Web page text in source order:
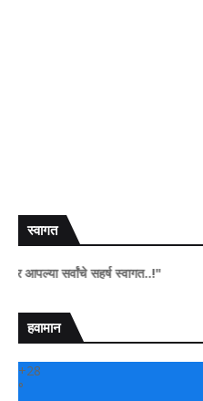
स्वागत
सर्वांचे सहर्ष स्वागत..!"
हवामान
+28
°